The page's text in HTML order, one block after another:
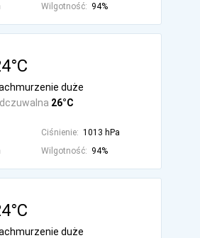
Wilgotność: 94%
26°C
duże
Ciśnienie: 1013 hPa
Wilgotność: 94%
duże